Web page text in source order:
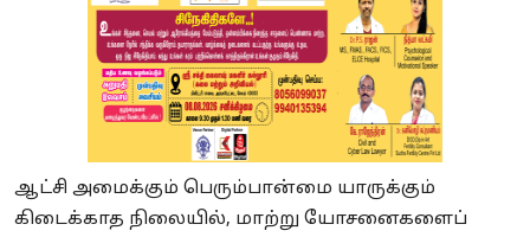
ஆட்சி அமைக்கும் பெரும்பான்மை யாருக்கும்
கிடைக்காத நிலையில், மாற்று யோசனைகளைப்